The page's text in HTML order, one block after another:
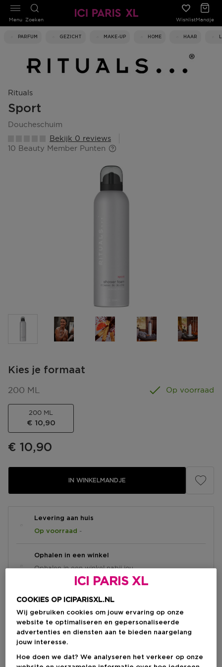
Zoeken WishlistMandje
PARFUM GEZICHT MAKE-UP HOME HAAR
Menu
Rituals
Sport
doucheschuim
Bekijk 0 reviews
10 Beauty Member Punten
Kies je formaat
200 ML Op voorraad
200 ML
€ 10,90
€ 10,90
IN WINKELMANDJE
Levering aan huis
Op voorraad -
Ophalen in een winkel
Ophalen in een winkel nabij jou.
Selecteer een winkel
Korte beschrijving
Textuur Schuim
Huidtype Alle huidtypes
Ingrediënt
Meer
ICI PARIS XL
COOKIES OP ICIPARISXL.NL
Wij gebruiken cookies om jouw ervaring op onze
website te optimaliseren en gepersonaliseerde
advertenties en diensten aan te bieden naargelang
jouw interesse.
Hoe doen we dat? We analyseren het verkeer op onze